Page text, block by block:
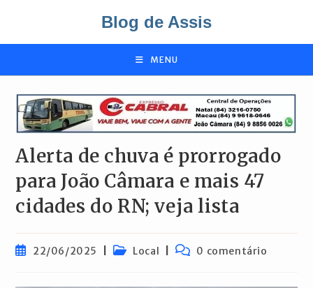
o
Blog de Assis
MENU
Alerta de chuva é prorrogado
para João Câmara e mais 47
cidades do RN; veja lista
Post22/06/2025
Categoria
Local
Comentários
0 comentário